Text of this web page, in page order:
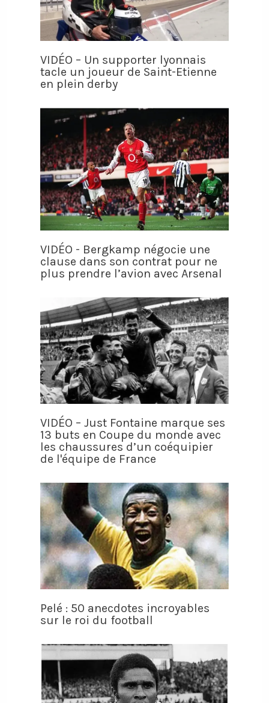
VIDÉO – Un supporter lyonnais
tacle un joueur de Saint-Etienne
en plein derby
VIDÉO - Bergkamp négocie une
clause dans son contrat pour ne
plus prendre l’avion avec Arsenal
VIDÉO – Just Fontaine marque ses
13 buts en Coupe du monde avec
les chaussures d’un coéquipier
de l'équipe de France
Pelé : 50 anecdotes incroyables
sur le roi du football